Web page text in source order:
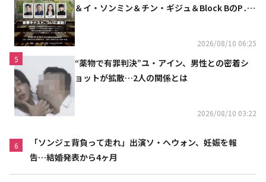
＆イ・ソンミン＆チン・ギジュ＆Block BのP․
2026/08/10 06:25
5
“薬物で有罪判決”ユ・アイン、男性との密着シ
ョットが拡散…2人の関係とは
2026/08/10 03:22
6
「ソンジェ背負って走れ」出演ソ・ヘウォン、妊娠を報
告…結婚発表から4ヶ月